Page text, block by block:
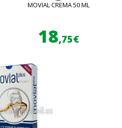
MOVIAL CREMA 50 ML
18,75€